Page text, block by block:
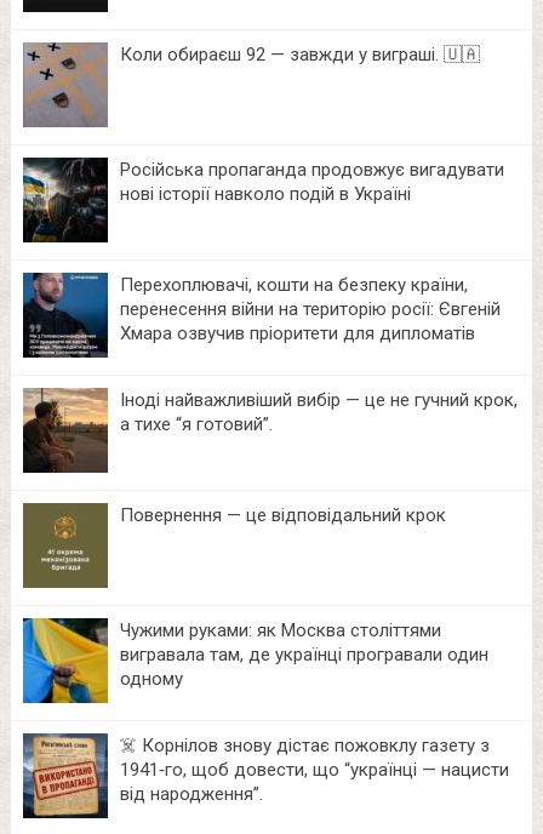
Коли обираєш 92 — завжди у виграші. 🇺🇦
Російська пропаганда продовжує вигадувати
нові історії навколо подій в Україні
Перехоплювачі, кошти на безпеку країни,
перенесення війни на територію росії: Євгеній
Хмара озвучив пріоритети для дипломатів
Іноді найважливіший вибір — це не гучний крок,
а тихе “я готовий”.
Повернення — це відповідальний крок
Чужими руками: як Москва століттями
вигравала там, де українці програвали один
одному
☠️ Корнілов знову дістає пожовклу газету з
1941‑го, щоб довести, що “українці — нацисти
від народження”.